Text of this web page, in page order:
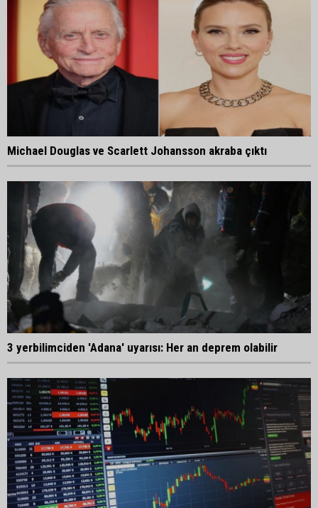
Michael Douglas ve Scarlett Johansson akraba çıktı
3 yerbilimciden 'Adana' uyarısı: Her an deprem olabilir